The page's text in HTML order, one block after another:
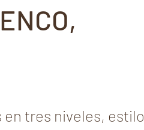
tres niveles, estilo